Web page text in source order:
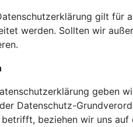
gilt für
werden. Sollten wir
geben
Datenschutz-
beziehen wir uns auf